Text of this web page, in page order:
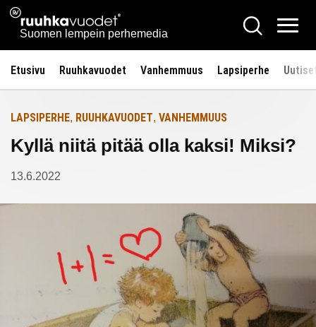
Siirry
sisältöön
Ruuhkavuodet.fi
Suomen lempein perhemedia
Hae
Etusivu Ruuhkavuodet Vanhemmuus Lapsiperhe
Etusivulle
LAPSIPERHE, RUUHKAVUODET, VANHEMMUUS
Kyllä niitä pitää olla kaksi! Miksi?
13.6.2022